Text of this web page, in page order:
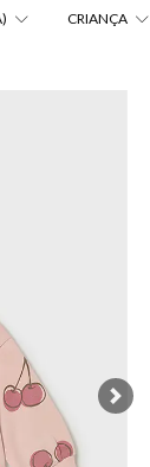
CRIANÇA
Next